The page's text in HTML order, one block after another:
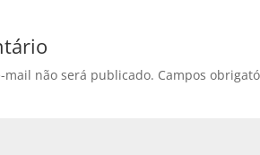
mail não será publicado. Campos